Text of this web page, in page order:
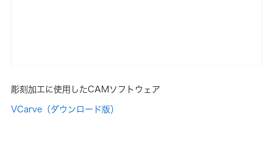
彫刻加工に使用したCAMソフトウェア
VCarve（ダウンロード版）